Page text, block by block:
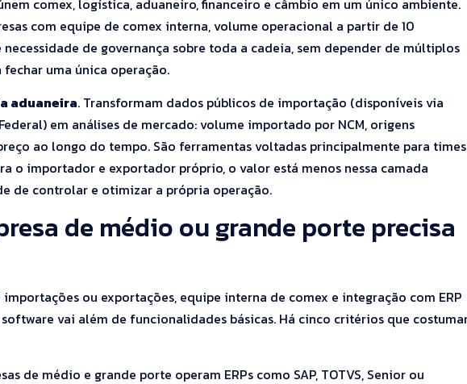
com equipe de comex interna, volume operacional a partir de 10
de governança sobre toda a cadeia, sem depender de múltiplos
uma única operação.
aduaneira. Transformam dados públicos de importação (disponíveis via
em análises de mercado: volume importado por NCM, origens
ao longo do tempo. São ferramentas voltadas principalmente para times
o importador e exportador próprio, o valor está menos nessa camada
de controlar e otimizar a própria operação.
de médio ou grande porte precisa
ou exportações, equipe interna de comex e integração com ERP
vai além de funcionalidades básicas. Há cinco critérios que
de médio e grande porte operam ERPs como SAP, TOTVS, Senior ou